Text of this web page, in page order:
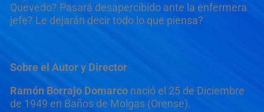
Quevedo? Pasará desapercibido ante la enfermera
jefe? Le dejarán decir todo lo que piensa?
Sobre el Autor y Director
Ramón Borrajo Domarconació el 25 de Diciembre
de 1949 en Baños de Molgas (Orense).